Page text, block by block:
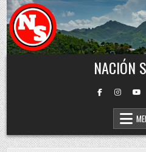
Skip to content
NACIÓN